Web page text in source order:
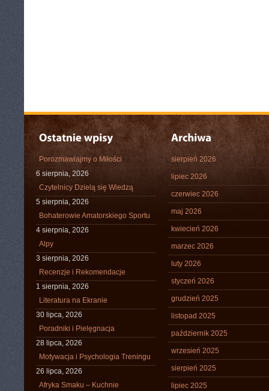
Porozmawiajmy o Miłości
6 sierpnia, 2026
Czytelnicy Dzielą się Wiedzą
5 sierpnia, 2026
Bohaterowie Amatorskiego Sportu
4 sierpnia, 2026
Alpy
3 sierpnia, 2026
Recenzje i Rekomendacje
1 sierpnia, 2026
Literatura na Ekranie
30 lipca, 2026
Poradniki i Pielęgnacja
28 lipca, 2026
Motywacja i Psychologia Treningu
26 lipca, 2026
Afryka Smaku – Kuchnie
sierpień 2026
lipiec 2026
czerwiec 2026
maj 2026
kwiecień 2026
marzec 2026
luty 2026
styczeń 2026
grudzień 2025
listopad 2025
październik 2025
wrzesień 2025
sierpień 2025
lipiec 2025